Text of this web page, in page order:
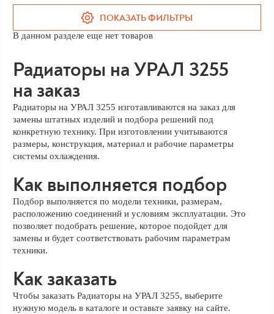
ПОКАЗАТЬ ФИЛЬТРЫ
В данном разделе еще нет товаров
Радиаторы на УРАЛ 3255
на заказ
Радиаторы на УРАЛ 3255 изготавливаются на заказ для
замены штатных изделий и подбора решений под
конкретную технику. При изготовлении учитываются
размеры, конструкция, материал и рабочие параметры
системы охлаждения.
Как выполняется подбор
Подбор выполняется по модели техники, размерам,
расположению соединений и условиям эксплуатации. Это
позволяет подобрать решение, которое подойдет для
замены и будет соответствовать рабочим параметрам
техники.
Как заказать
Чтобы заказать Радиаторы на УРАЛ 3255, выберите
нужную модель в каталоге и оставьте заявку на сайте.